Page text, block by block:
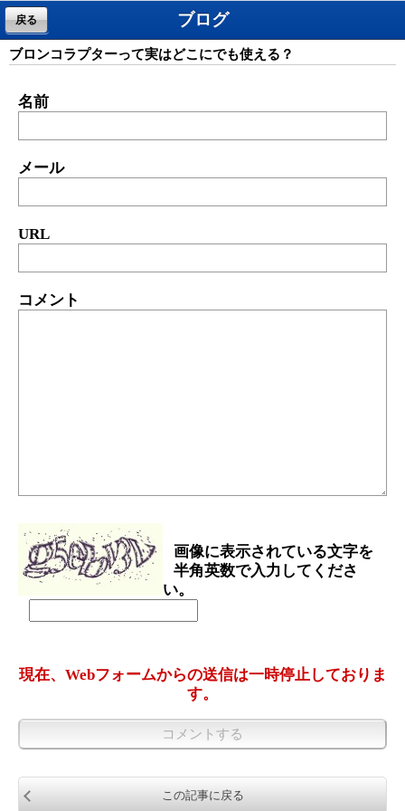
ブログ
戻る
ブロンコラプターって実はどこにでも使える？
名前
メール
URL
コメント
画像に表示されている文字を
半角英数で入力してくださ
い。
現在、Webフォームからの送信は一時停止しておりま
す。
この記事に戻る